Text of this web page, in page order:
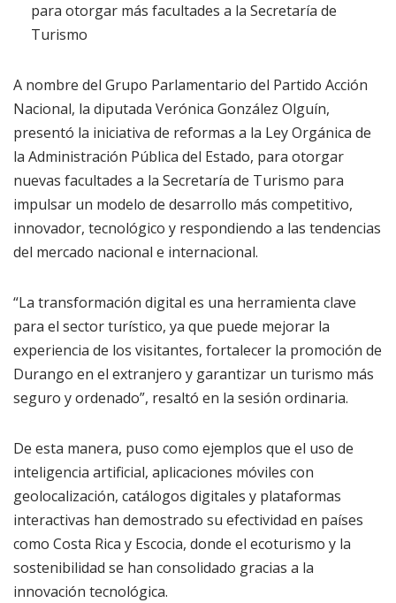
para otorgar más facultades a la Secretaría de
Turismo
A nombre del Grupo Parlamentario del Partido Acción
Nacional, la diputada Verónica González Olguín,
presentó la iniciativa de reformas a la Ley Orgánica de
la Administración Pública del Estado, para otorgar
nuevas facultades a la Secretaría de Turismo para
impulsar un modelo de desarrollo más competitivo,
innovador, tecnológico y respondiendo a las tendencias
del mercado nacional e internacional.
“La transformación digital es una herramienta clave
para el sector turístico, ya que puede mejorar la
experiencia de los visitantes, fortalecer la promoción de
Durango en el extranjero y garantizar un turismo más
seguro y ordenado”, resaltó en la sesión ordinaria.
De esta manera, puso como ejemplos que el uso de
inteligencia artificial, aplicaciones móviles con
geolocalización, catálogos digitales y plataformas
interactivas han demostrado su efectividad en países
como Costa Rica y Escocia, donde el ecoturismo y la
sostenibilidad se han consolidado gracias a la
innovación tecnológica.